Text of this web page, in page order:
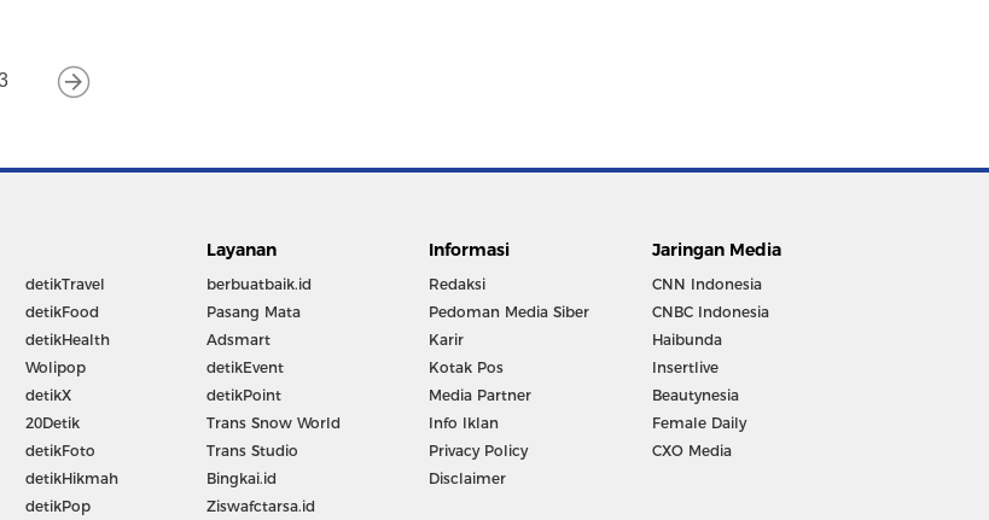
detikTravel
detikFood
detikHealth
Wolipop
detikX
20Detik
detikFoto
detikHikmah
detikPop
Layanan
berbuatbaik.id
Pasang Mata
Adsmart
detikEvent
detikPoint
Trans Snow World
Trans Studio
Bingkai.id
Ziswafctarsa.id
Informasi
Redaksi
Pedoman Media Siber
Karir
Kotak Pos
Media Partner
Info Iklan
Privacy Policy
Disclaimer
Jaringan Media
CNN Indonesia
CNBC Indonesia
Haibunda
Insertlive
Beautynesia
Female Daily
CXO Media